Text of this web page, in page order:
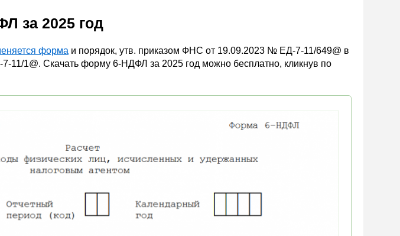
за 2025 год
форма и порядок, утв. приказом ФНС от 19.09.2023 № ЕД-7-11/649@ в
11/1@. Скачать форму 6-НДФЛ за 2025 год можно бесплатно, кликнув по